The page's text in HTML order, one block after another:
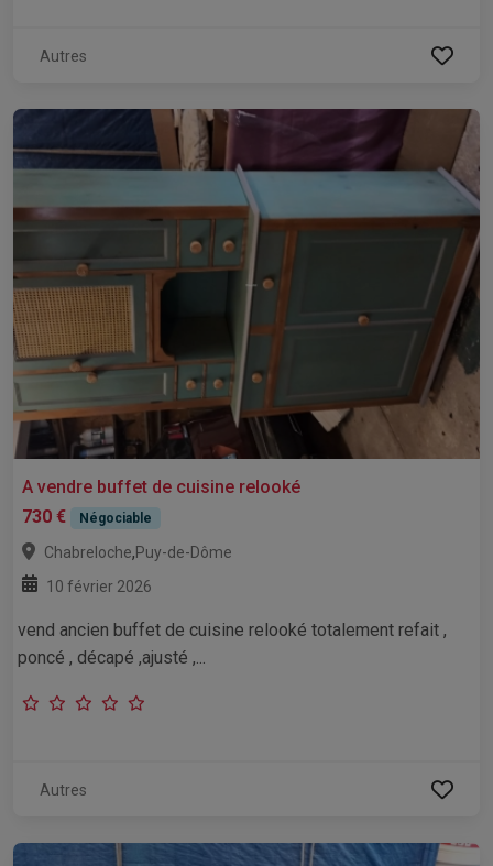
Autres
A vendre buffet de cuisine relooké
730 €
Négociable
Chabreloche,Puy-de-Dôme
10 février 2026
vend ancien buffet de cuisine relooké totalement refait ,
poncé , décapé ,ajusté ,...
Autres